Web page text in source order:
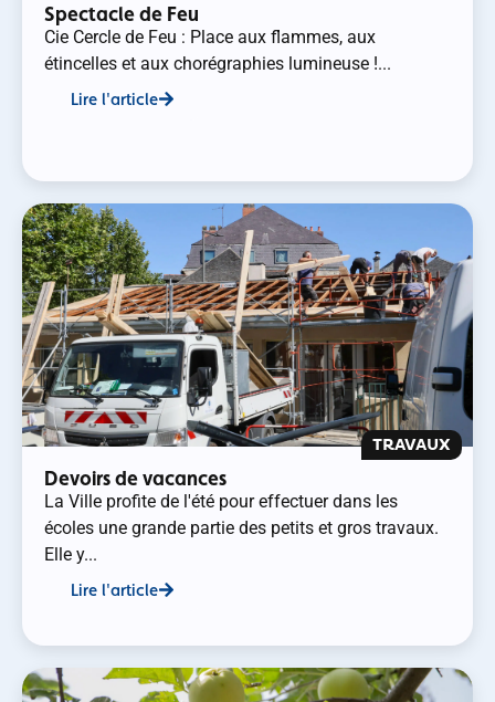
Spectacle de Feu
Cie Cercle de Feu : Place aux flammes, aux
étincelles et aux chorégraphies lumineuse !...
Lire l'article
TRAVAUX
Devoirs de vacances
La Ville profite de l'été pour effectuer dans les
écoles une grande partie des petits et gros travaux.
Elle y...
Lire l'article